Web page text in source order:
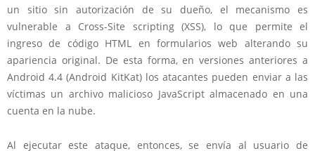
un sitio sin autorización de su dueño, el mecanismo es
vulnerable a Cross-Site scripting (XSS), lo que permite el
ingreso de código HTML en formularios web alterando su
apariencia original. De esta forma, en versiones anteriores a
Android 4.4 (Android KitKat) los atacantes pueden enviar a las
víctimas un archivo malicioso JavaScript almacenado en una
cuenta en la nube.
Al ejecutar este ataque, entonces, se envía al usuario de